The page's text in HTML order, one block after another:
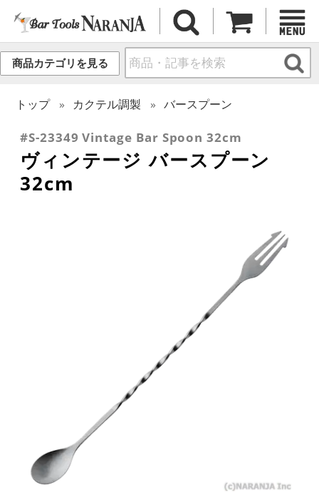
商品カテゴリを見る
トップ カクテル調製 バースプーン
#S-23349 Vintage Bar Spoon 32cm
ヴィンテージ バースプーン
32cm